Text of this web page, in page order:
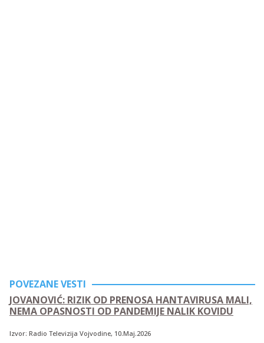
POVEZANE VESTI
JOVANOVIĆ: RIZIK OD PRENOSA HANTAVIRUSA MALI,
NEMA OPASNOSTI OD PANDEMIJE NALIK KOVIDU
Izvor: Radio Televizija Vojvodine, 10.Maj.2026